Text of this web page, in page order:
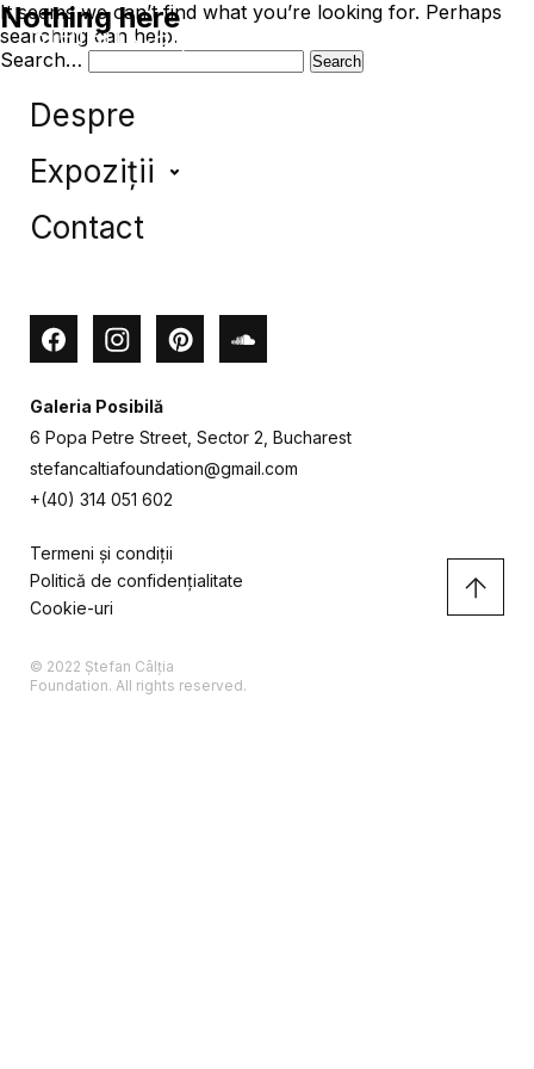
Nothing here
It seems we can’t find what you’re looking for. Perhaps
searching can help.
Search…
Despre
Expoziții
Herina
Contact
Galeria Posibilă
6 Popa Petre Street, Sector 2, Bucharest
stefancaltiafoundation@gmail.com
+(40) 314 051 602
Termeni și condiții
Politică de confidențialitate
Cookie-uri
FacebookInstagram Pinterest
© 2022 Ștefan Câlția
Foundation. All rights reserved.